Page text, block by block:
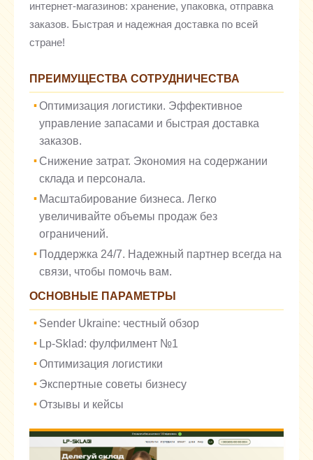
интернет-магазинов: хранение, упаковка, отправка
заказов. Быстрая и надежная доставка по всей
стране!
ПРЕИМУЩЕСТВА СОТРУДНИЧЕСТВА
Оптимизация логистики. Эффективное
управление запасами и быстрая доставка
заказов.
Снижение затрат. Экономия на содержании
склада и персонала.
Масштабирование бизнеса. Легко
увеличивайте объемы продаж без
ограничений.
Поддержка 24/7. Надежный партнер всегда на
связи, чтобы помочь вам.
ОСНОВНЫЕ ПАРАМЕТРЫ
Sender Ukraine: честный обзор
Lp-Sklad: фулфилмент №1
Оптимизация логистики
Экспертные советы бизнесу
Отзывы и кейсы